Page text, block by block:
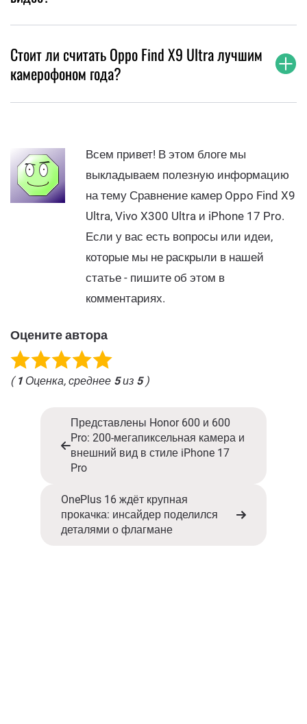
Стоит ли считать Oppo Find X9 Ultra лучшим
камерофоном года?
Всем привет! В этом блоге мы
выкладываем полезную информацию
на тему Сравнение камер Oppo Find X9
Ultra, Vivo X300 Ultra и iPhone 17 Pro.
Если у вас есть вопросы или идеи,
которые мы не раскрыли в нашей
статье - пишите об этом в
комментариях.
Оцените автора
( 1 Оценка, среднее 5из 5)
Представлены Honor 600 и 600
Pro: 200-мегапиксельная камера и
внешний вид в стиле iPhone 17
Pro
OnePlus 16 ждёт крупная
прокачка: инсайдер поделился
деталями о флагмане